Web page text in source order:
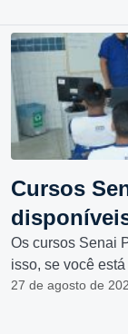
Cursos
Os cursos Senai
isso, se você está
27 de agosto de